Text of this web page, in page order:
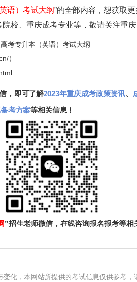
语）考试大纲”的全部内容，想获取
校、重庆成考专业等，敬请关注重庆
考专升本（英语）考试大纲
）
，即可了解2023年重庆成考政策资讯、
考方案等相关信息！
”招生老师微信，在线咨询报名报考等相
化，本网站所提供的考试信息仅供参考，